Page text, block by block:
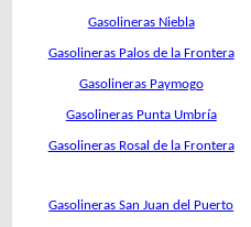
Gasolineras Niebla
Gasolineras Palos de la Frontera
Gasolineras Paymogo
Gasolineras Punta Umbría
Gasolineras Rosal de la Frontera
Gasolineras San Juan del Puerto